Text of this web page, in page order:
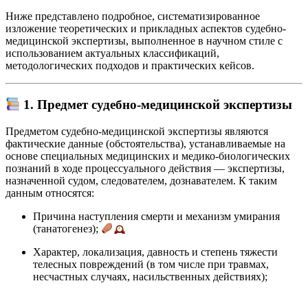
Ниже представлено подробное, систематизированное
изложение теоретических и прикладных аспектов судебно-
медицинской экспертизы, выполненное в научном стиле с
использованием актуальных классификаций,
методологических подходов и практических кейсов.
1. Предмет судебно-медицинской экспертизы
Предметом судебно-медицинской экспертизы являются
фактические данные (обстоятельства), устанавливаемые на
основе специальных медицинских и медико-биологических
познаний в ходе процессуального действия — экспертизы,
назначенной судом, следователем, дознавателем. К таким
данным относятся:
Причина наступления смерти и механизм умирания
(танатогенез);
Характер, локализация, давность и степень тяжести
телесных повреждений (в том числе при травмах,
несчастных случаях, насильственных действиях);